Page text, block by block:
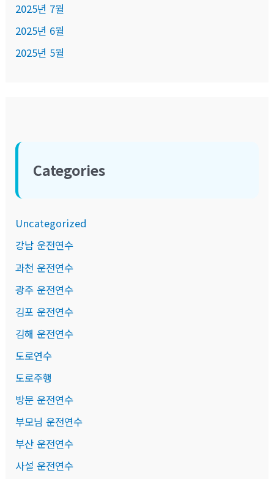
2025년 7월
2025년 6월
2025년 5월
Categories
Uncategorized
강남 운전연수
과천 운전연수
광주 운전연수
김포 운전연수
김해 운전연수
도로연수
도로주행
방문 운전연수
부모님 운전연수
부산 운전연수
사설 운전연수